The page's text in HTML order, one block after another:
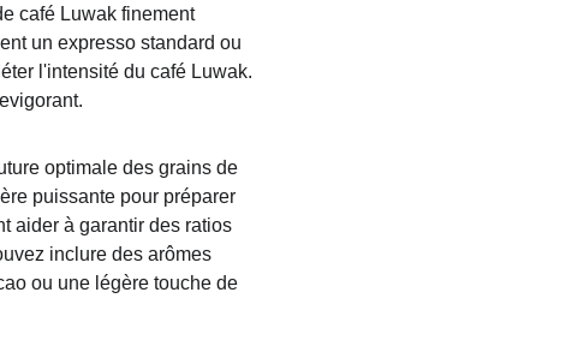
café Luwak finement
un expresso standard ou
l'intensité du café Luwak.
optimale des grains de
puissante pour préparer
aider à garantir des ratios
inclure des arômes
ou une légère touche de